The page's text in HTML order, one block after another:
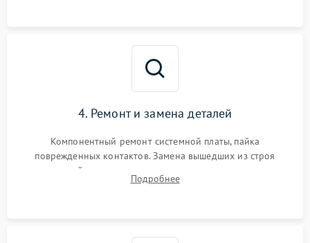
4. Ремонт и замена деталей
Компонентный ремонт системной платы, пайка
поврежденных контактов. Замена вышедших из строя
двигателей, изношенного аккумулятора, неисправного
лидара или помпы подачи воды. Восстановление шлейфов и
Подробнее